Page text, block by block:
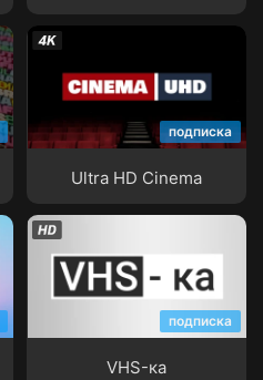
подписка
Ultra HD Cinema
Ultra HD Cinema
подписка
VHS-ка